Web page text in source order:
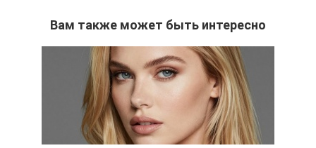
Вам также может быть интересно